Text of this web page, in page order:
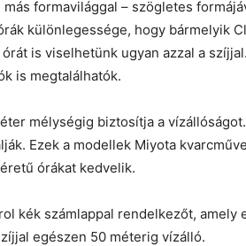
formavilággal – szögletes
különlegessége, hogy bármelyik
is viselhetünk ugyan azzal a
is megtalálhatók.
mélységig biztosítja a
Ezek a modellek Miyota
órákat kedvelik.
kék számlappal rendelkezőt, amely
egészen 50 méterig vízálló.